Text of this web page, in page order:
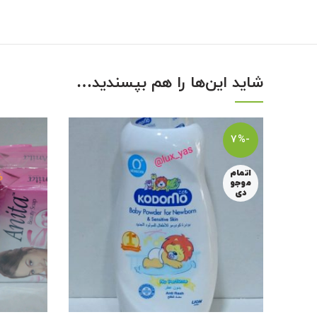
شاید این‌ها را هم بپسندید…
-7%
اتمام
موجو
دی